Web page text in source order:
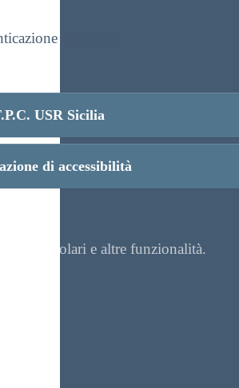
personale.
USR Sicilia
di accessibilità
circolari e altre funzionalità.